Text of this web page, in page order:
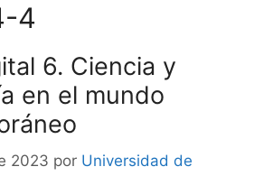
4
6. Ciencia y
en el mundo
2023 por Universidad de